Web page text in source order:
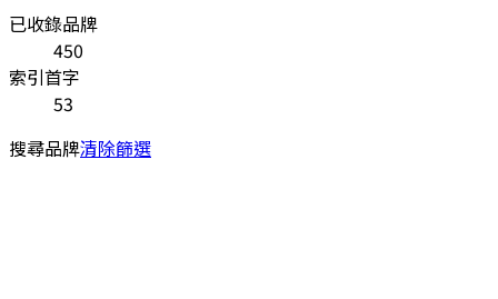
已收錄品牌
450
索引首字
53
搜尋品牌清除篩選